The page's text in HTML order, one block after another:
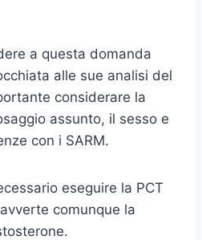
a questa domanda
alle sue analisi del
considerare la
assunto, il sesso e
con i SARM.
eseguire la PCT
comunque la